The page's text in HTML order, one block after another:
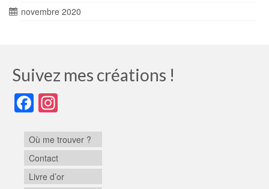
novembre 2020
Suivez mes créations !
Facebook
Où me trouver ?
Contact
Livre d’or